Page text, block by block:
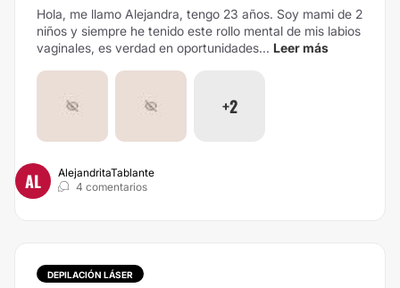
Hola, me llamo Alejandra, tengo 23 años. Soy mami de 2
niños y siempre he tenido este rollo mental de mis labios
vaginales, es verdad en oportunidades... Leer más
+2
AL
AlejandritaTablante
4 comentarios
DEPILACIÓN LÁSER